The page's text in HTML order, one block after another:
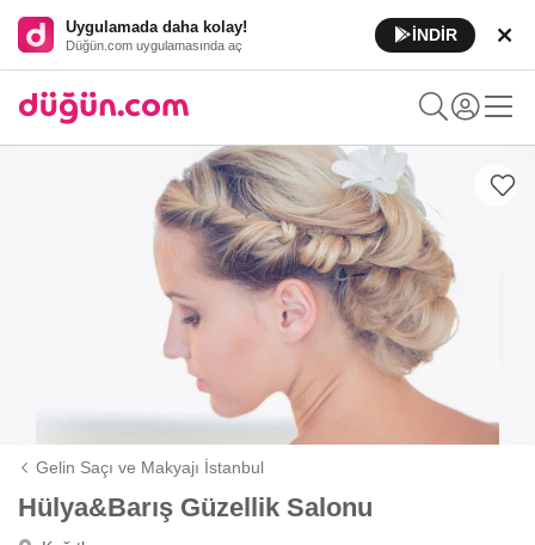
Uygulamada daha kolay!
Düğün.com uygulamasında aç
İNDİR
Gelin Saçı ve Makyajı İstanbul
Hülya&Barış Güzellik Salonu